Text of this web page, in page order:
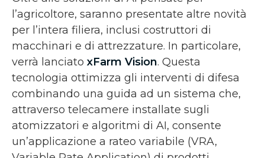
l’agricoltore, saranno presentate altre novità
per l’intera filiera, inclusi costruttori di
macchinari e di attrezzature. In particolare,
verrà lanciato xFarm Vision. Questa
tecnologia ottimizza gli interventi di difesa
combinando una guida ad un sistema che,
attraverso telecamere installate sugli
atomizzatori e algoritmi di AI, consente
un’applicazione a rateo variabile (VRA,